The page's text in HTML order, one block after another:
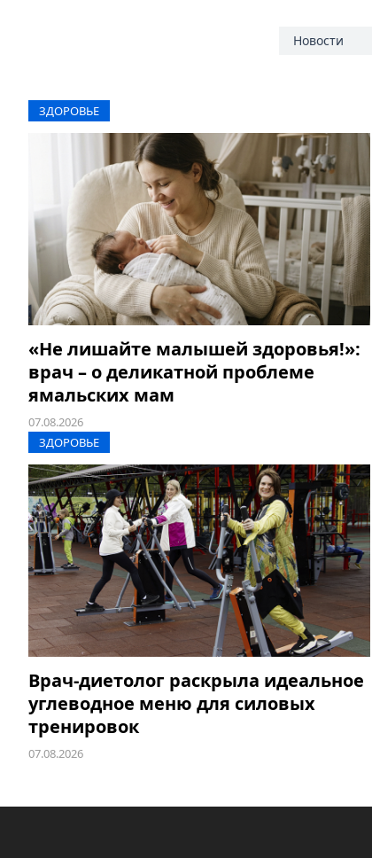
Новости
ЗДОРОВЬЕ
«Не лишайте малышей здоровья!»:
врач – о деликатной проблеме
ямальских мам
07.08.2026
ЗДОРОВЬЕ
Врач-диетолог раскрыла идеальное
углеводное меню для силовых
тренировок
07.08.2026